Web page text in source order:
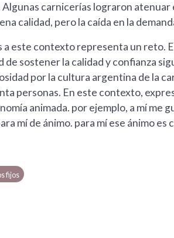
carnicerías lograron
calidad, pero la caída en la
a este contexto representa un reto.
de sostener la calidad y confianza
por la cultura argentina de la
personas. En este contexto,
animada. por ejemplo, a mí me
mí de ánimo. para mí ese ánimo es
fijos